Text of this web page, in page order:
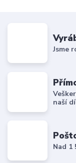
Jsme
naší
Nad 1